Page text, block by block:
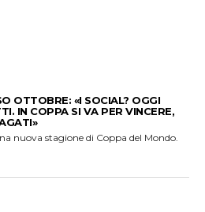
OTTOBRE: «I SOCIAL? OGGI
IN COPPA SI VA PER VINCERE,
nuova stagione di Coppa del Mondo.